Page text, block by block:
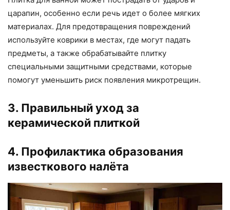
царапин, особенно если речь идет о более мягких
материалах. Для предотвращения повреждений
используйте коврики в местах, где могут падать
предметы, а также обрабатывайте плитку
специальными защитными средствами, которые
помогут уменьшить риск появления микротрещин.
3. Правильный уход за
керамической плиткой
4. Профилактика образования
известкового налёта